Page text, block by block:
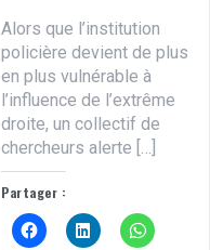
Alors que l’institution
policière devient de plus
en plus vulnérable à
l’influence de l’extrême
droite, un collectif de
chercheurs alerte […]
Partager :